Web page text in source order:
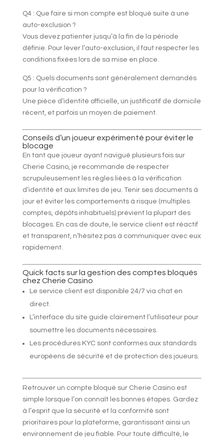
Q4 : Que faire si mon compte est bloqué suite à une
auto-exclusion ?
Vous devez patienter jusqu’à la fin de la période
définie. Pour lever l’auto-exclusion, il faut respecter les
conditions fixées lors de sa mise en place.
Q5 : Quels documents sont généralement demandés
pour la vérification ?
Une pièce d’identité officielle, un justificatif de domicile
récent, et parfois un moyen de paiement.
Conseils d’un joueur expérimenté pour éviter le
blocage
En tant que joueur ayant navigué plusieurs fois sur
Cherie Casino, je recommande de respecter
scrupuleusement les règles liées à la vérification
d’identité et aux limites de jeu. Tenir ses documents à
jour et éviter les comportements à risque (multiples
comptes, dépôts inhabituels) prévient la plupart des
blocages. En cas de doute, le service client est réactif
et transparent, n’hésitez pas à communiquer avec eux
rapidement.
Quick facts sur la gestion des comptes bloqués
chez Cherie Casino
Le service client est disponible 24/7 via chat en
direct.
L’interface du site guide clairement l’utilisateur pour
soumettre les documents nécessaires.
Les procédures KYC sont conformes aux standards
européens de sécurité et de protection des joueurs.
Retrouver un compte bloqué sur Cherie Casino est
simple lorsque l’on connaît les bonnes étapes. Gardez
à l’esprit que la sécurité et la conformité sont
prioritaires pour la plateforme, garantissant ainsi un
environnement de jeu fiable. Pour toute difficulté, le